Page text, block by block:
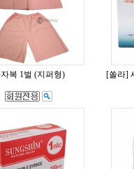
복 1벌 (지퍼형) [쏠라]